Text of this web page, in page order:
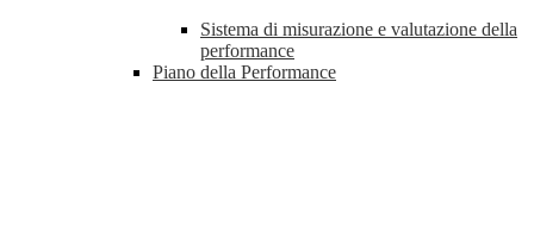
Sistema di misurazione e valutazione della
performance
Piano della Performance